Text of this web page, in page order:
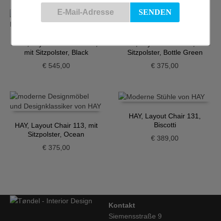
HAY, Layout Armchair 253,
mit Sitzpolster, Black
€545,00
HAY, Layout Chair 113, mit
Sitzpolster, Bottle Green
€ 375,00
HAY, Layout Chair 113, mit
Sitzpolster, Ocean
€375,00
HAY, Layout Chair 131,
Biscotti
€ 389,00
Kontakt
Siemensstraße 9